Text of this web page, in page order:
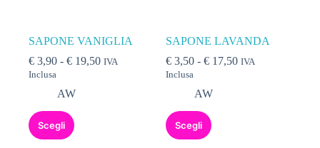
SAPONE VANIGLIA
€ 3,90 - € 19,50 IVA
Inclusa
AW
Scegli
SAPONE LAVANDA
€ 3,50 - € 17,50 IVA
Inclusa
AW
Scegli